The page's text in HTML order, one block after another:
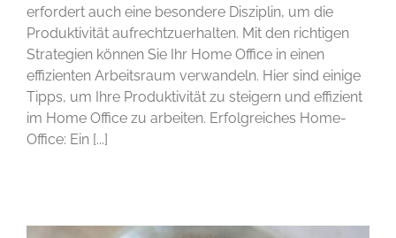
erfordert auch eine besondere Disziplin, um die
Produktivität aufrechtzuerhalten. Mit den richtigen
Strategien können Sie Ihr Home Office in einen
effizienten Arbeitsraum verwandeln. Hier sind einige
Tipps, um Ihre Produktivität zu steigern und effizient
im Home Office zu arbeiten. Erfolgreiches Home-
Office: Ein [...]